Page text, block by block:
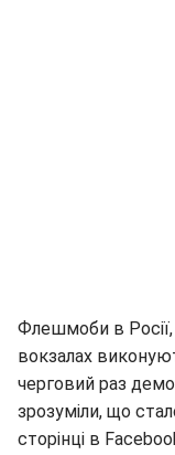
Флешмоби в Росії,
вокзалах
черговий раз
зрозуміли, що
сторінці в